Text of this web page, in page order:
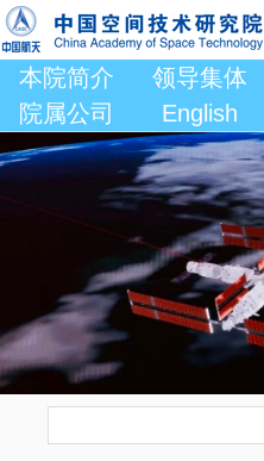
本院简介 领导集体
院属公司
English